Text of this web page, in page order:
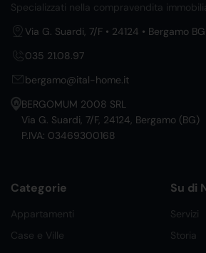
Specializzati nella compravendita
Via G. Suardi, 7/F • 24124 • Bergamo BG
035 21.08.97
bergamo@ital-home.it
BERGOMUM 2008 SRL
Via G. Suardi, 7/F, 24124, Bergamo (BG)
P.IVA: 03469300168
Categorie
Appartamenti
Case e Ville
Su di
Servizi
Storia